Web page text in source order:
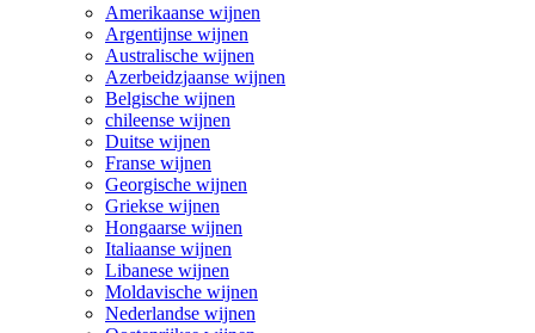
Amerikaanse wijnen
Argentijnse wijnen
Australische wijnen
Azerbeidzjaanse wijnen
Belgische wijnen
chileense wijnen
Duitse wijnen
Franse wijnen
Georgische wijnen
Griekse wijnen
Hongaarse wijnen
Italiaanse wijnen
Libanese wijnen
Moldavische wijnen
Nederlandse wijnen